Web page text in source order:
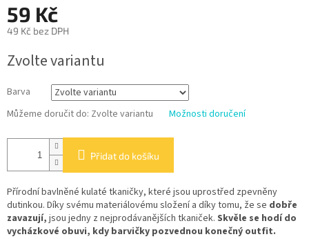
59 Kč
49 Kč bez DPH
cena:
Zvolte variantu
Barva
Můžeme doručit do: Zvolte variantu Možnosti doručení
Přidat do košíku
Přírodní bavlněné kulaté tkaničky, které jsou uprostřed zpevněny
dutinkou. Díky svému materiálovému složení a díky tomu, že se dobře
zavazují, jsou jedny z nejprodávanějších tkaniček. Skvěle se hodí do
vycházkové obuvi, kdy barvičky pozvednou konečný outfit.